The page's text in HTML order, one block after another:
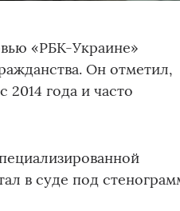
«РБК-Украине»
Он отметил,
года и часто
в суде под